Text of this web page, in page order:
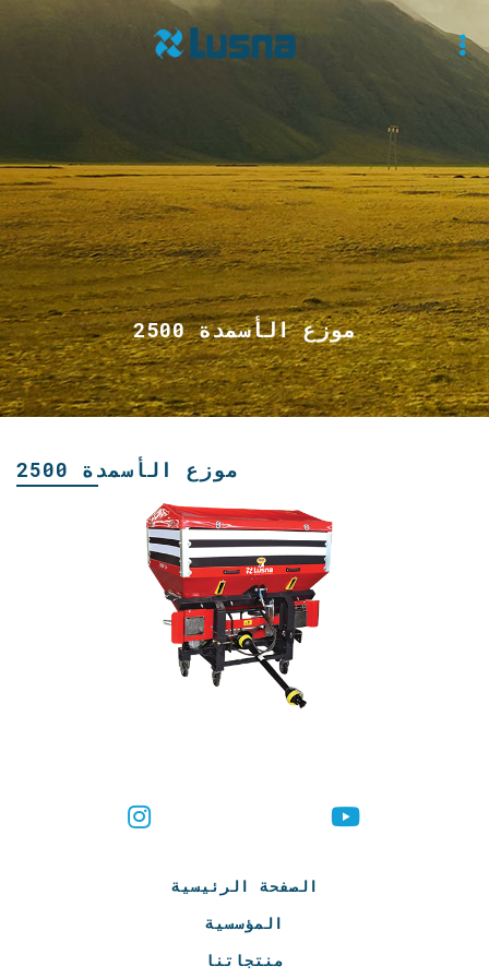
موزع الأسمدة 2500
موزع الأسمدة 2500
الصفحة الرئيسية
المؤسسية
منتجاتنا